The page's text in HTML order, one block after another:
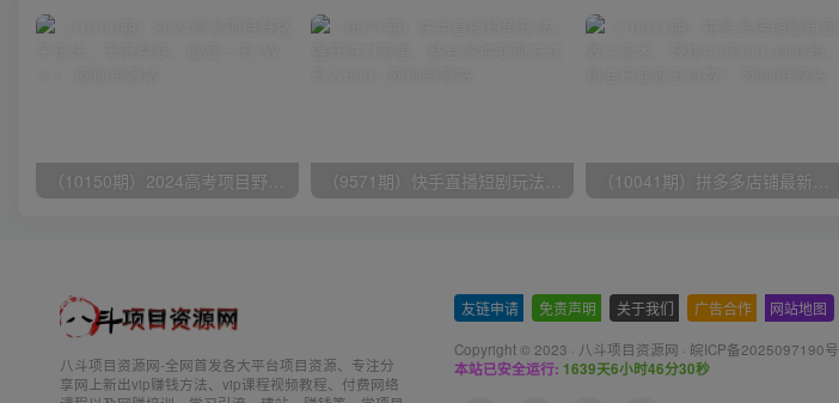
（10150期）2024高考项目野路子玩法，无限裂变，最高一天1W＋！ （9571期）快手直播短剧玩法，强开磁力聚星，结合多种变现方式日入600+ （10041期）拼多多店铺最新高效引流术，轻松引流400+创业粉，精准日变现五位数！
八斗项目资源网-全网首发各大平台项目资源、专注分
享网上新出vip赚钱方法、vip课程视频教程、付费网络
友链申请 免责声明 关于我们 广告合作 网站地图
Copyright © 2023 · 八斗项目资源网 · 皖ICP备2025097190号
本站已安全运行: 1639天6小时46分31秒